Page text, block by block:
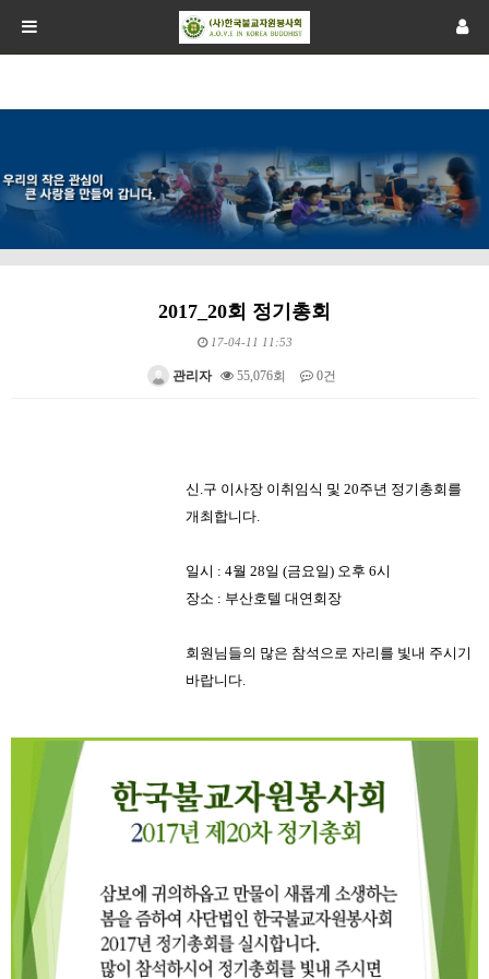
2017_20회 정기총회
17-04-11 11:53
관리자 55,076회 0건
신.구 이사장 이취임식 및 20주년 정기총회를
개최합니다.
일시 : 4월 28일 (금요일) 오후 6시
장소 : 부산호텔 대연회장
회원님들의 많은 참석으로 자리를 빛내 주시기
바랍니다.